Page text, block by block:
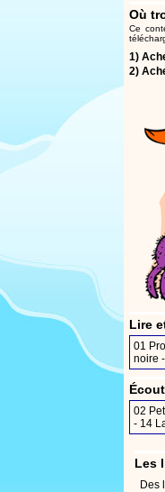
Où
Ce
1)
2)
Lire
01
noire
02
- 14
Les
Des